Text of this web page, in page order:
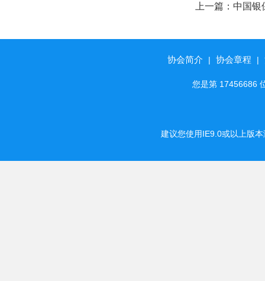
上一篇： 中国银
的通知
协会简介
| 协会章程 |
您是第 17456686
建议您使用IE9.0或以上版